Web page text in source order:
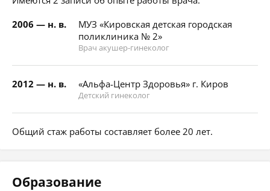
2006 — н. в.
МУЗ «Кировская детская городская
поликлиника № 2»
Врач акушер-гинеколог
2012 — н. в. «Альфа-Центр Здоровья» г. Киров
Детский гинеколог
Общий стаж работы составляет более 20 лет.
Образование